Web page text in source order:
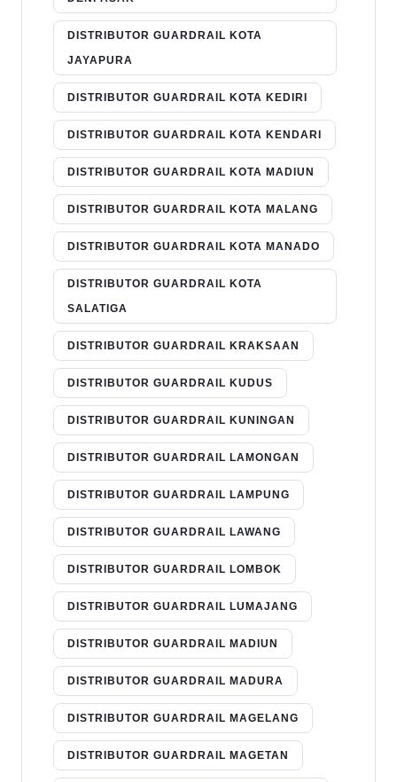
DISTRIBUTOR GUARDRAIL KOTA
JAYAPURA
DISTRIBUTOR GUARDRAIL KOTA KEDIRI
DISTRIBUTOR GUARDRAIL KOTA KENDARI
DISTRIBUTOR GUARDRAIL KOTA MADIUN
DISTRIBUTOR GUARDRAIL KOTA MALANG
DISTRIBUTOR GUARDRAIL KOTA MANADO
DISTRIBUTOR GUARDRAIL KOTA
SALATIGA
DISTRIBUTOR GUARDRAIL KRAKSAAN
DISTRIBUTOR GUARDRAIL KUDUS
DISTRIBUTOR GUARDRAIL KUNINGAN
DISTRIBUTOR GUARDRAIL LAMONGAN
DISTRIBUTOR GUARDRAIL LAMPUNG
DISTRIBUTOR GUARDRAIL LAWANG
DISTRIBUTOR GUARDRAIL LOMBOK
DISTRIBUTOR GUARDRAIL LUMAJANG
DISTRIBUTOR GUARDRAIL MADIUN
DISTRIBUTOR GUARDRAIL MADURA
DISTRIBUTOR GUARDRAIL MAGELANG
DISTRIBUTOR GUARDRAIL MAGETAN